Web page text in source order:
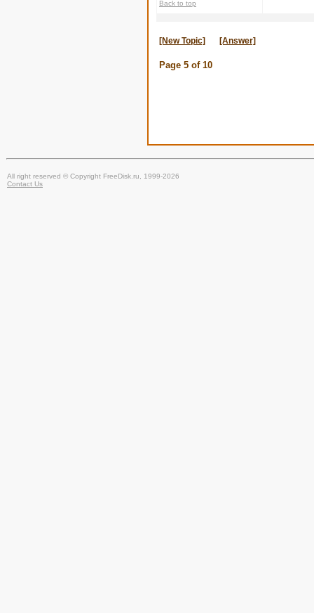
Back to top
[New Topic] [Answer]
Page 5 of 10
All right reserved © Copyright FreeDisk.ru, 1999-2026
Contact Us